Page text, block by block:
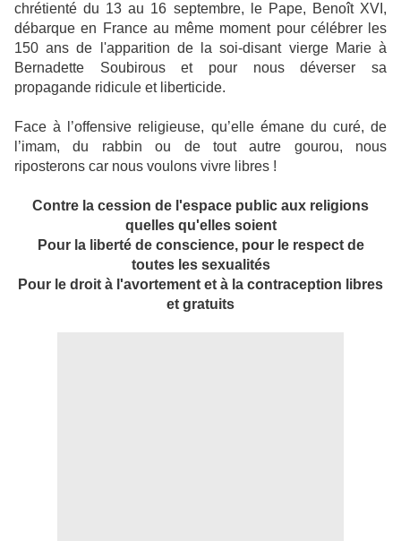
chrétienté du 13 au 16 septembre, le Pape, Benoît XVI,
débarque en France au même moment pour célébrer les
150 ans de l'apparition de la soi-disant vierge Marie à
Bernadette Soubirous et pour nous déverser sa
propagande ridicule et liberticide.
Face à l’offensive religieuse, qu’elle émane du curé, de
l’imam, du rabbin ou de tout autre gourou, nous
riposterons car nous voulons vivre libres !
Contre la cession de l'espace public aux religions
quelles qu'elles soient
Pour la liberté de conscience, pour le respect de
toutes les sexualités
Pour le droit à l'avortement et à la contraception libres
et gratuits